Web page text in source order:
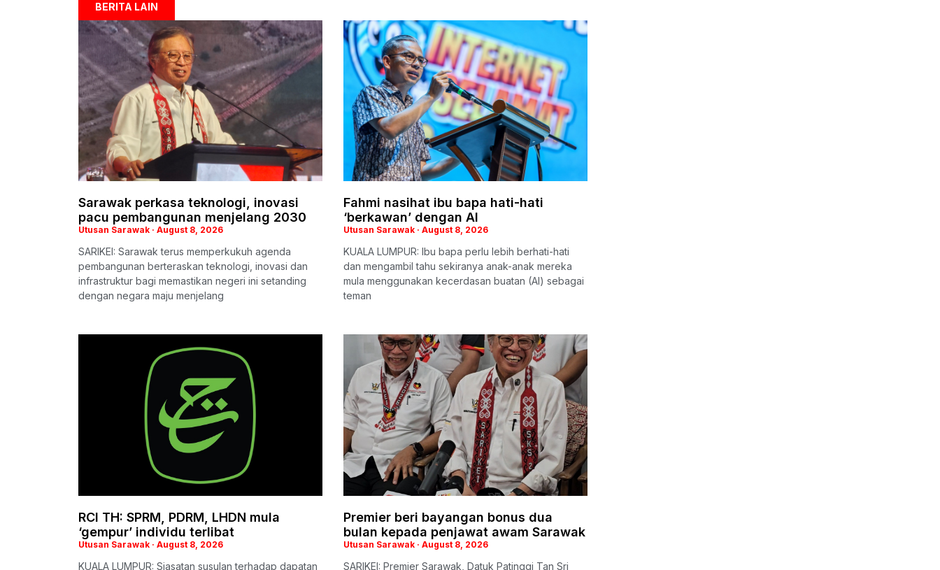
BERITA LAIN
Sarawak perkasa teknologi, inovasi
pacu pembangunan menjelang 2030
Utusan Sarawak August 8, 2026
SARIKEI: Sarawak terus memperkukuh agenda
pembangunan berteraskan teknologi, inovasi dan
infrastruktur bagi memastikan negeri ini setanding
dengan negara maju menjelang
Fahmi nasihat ibu bapa hati-hati
‘berkawan’ dengan AI
Utusan Sarawak August 8, 2026
KUALA LUMPUR: Ibu bapa perlu lebih berhati-hati
dan mengambil tahu sekiranya anak-anak mereka
mula menggunakan kecerdasan buatan (AI) sebagai
teman
RCI TH: SPRM, PDRM, LHDN mula
‘gempur’ individu terlibat
Utusan Sarawak August 8, 2026
KUALA LUMPUR: Siasatan susulan terhadap dapatan
Premier beri bayangan bonus dua
bulan kepada penjawat awam Sarawak
Utusan Sarawak August 8, 2026
SARIKEI: Premier Sarawak, Datuk Patinggi Tan Sri